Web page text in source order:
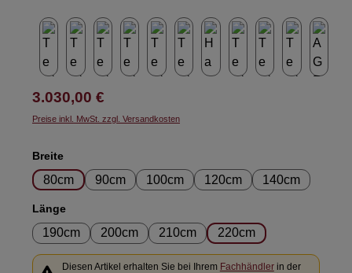
Regulärer Preis:
3.030,00 €
Preise inkl. MwSt. zzgl. Versandkosten
Breiteauswählen
80cm 90cm 100cm 120cm 140cm
Längeauswählen
190cm 200cm 210cm 220cm
Diesen Artikel erhalten Sie bei Ihrem Fachhändlerin der